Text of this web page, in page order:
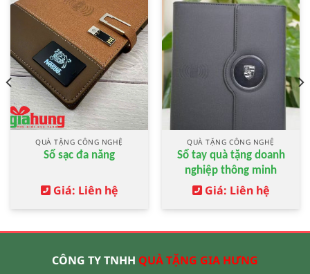
QUÀ TẶNG CÔNG NGHỆ
Sổ sạc đa năng
Giá: Liên hệ
QUÀ TẶNG CÔNG NGHỆ
Sổ tay quà tặng doanh
nghiệp thông minh
Giá: Liên hệ
CÔNG TY TNHH QUÀ TẶNG GIA HƯNG